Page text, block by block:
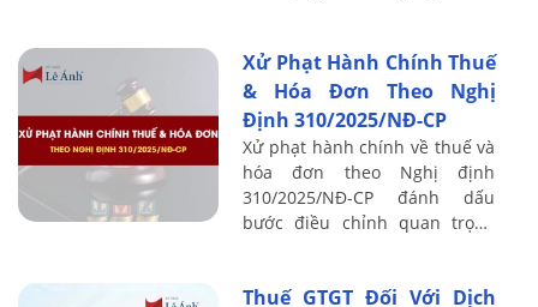
chi tiết ...
Xử Phạt Hành Chính Thuế
& Hóa Đơn Theo Nghị
Định 310/2025/NĐ-CP
Xử phạt hành chính về thuế và
hóa đơn theo Nghị định
310/2025/NĐ-CP đánh dấu
bước điều chỉnh quan trọng
đơn điện tử và ...
Thuế GTGT Đối Với Dịch